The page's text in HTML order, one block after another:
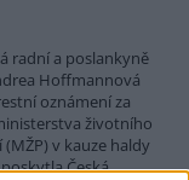
radní a poslankyně
Hoffmannová
oznámení za
životního
v kauze haldy
Česká